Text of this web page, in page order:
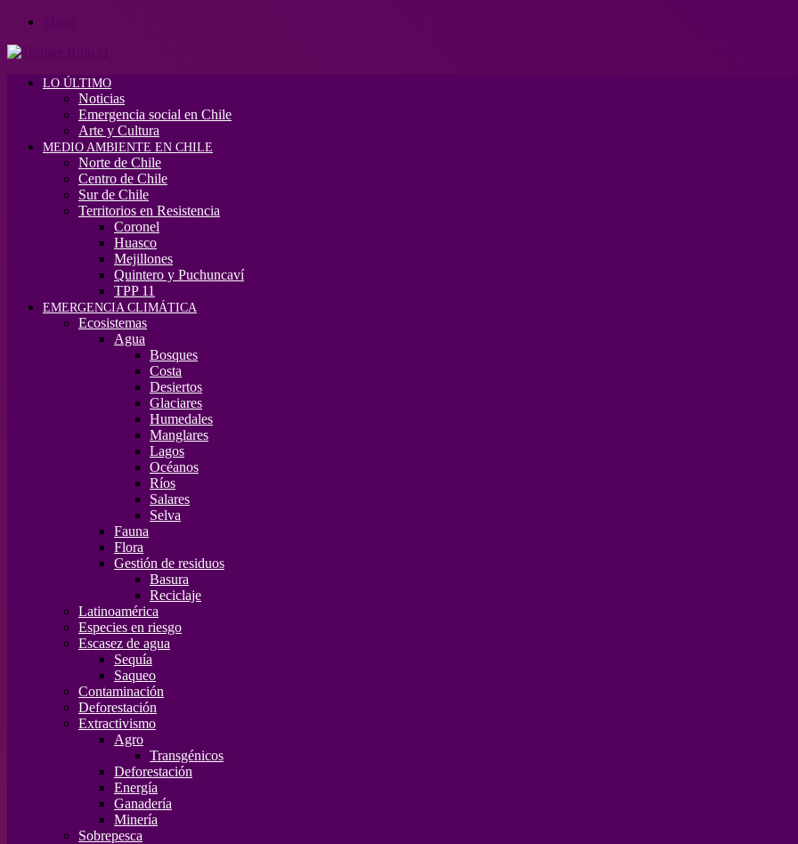
LO ÚLTIMO
Noticias
Emergencia social en Chile
Arte y Cultura
MEDIO AMBIENTE EN CHILE
Norte de Chile
Centro de Chile
Sur de Chile
Territorios en Resistencia
Coronel
Huasco
Mejillones
Quintero y Puchuncaví
TPP 11
EMERGENCIA CLIMÁTICA
Ecosistemas
Agua
Bosques
Costa
Desiertos
Glaciares
Humedales
Manglares
Lagos
Océanos
Ríos
Salares
Selva
Fauna
Flora
Gestión de residuos
Basura
Reciclaje
Latinoamérica
Especies en riesgo
Escasez de agua
Sequía
Saqueo
Contaminación
Deforestación
Extractivismo
Agro
Transgénicos
Deforestación
Energía
Ganadería
Minería
Sobrepesca